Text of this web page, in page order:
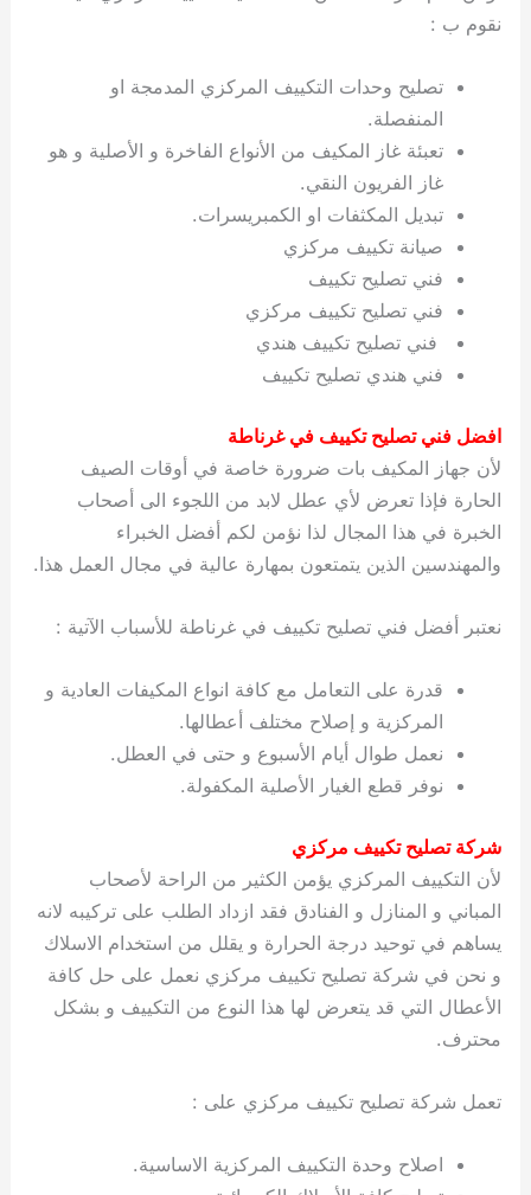
نقوم ب :
تصليح وحدات التكييف المركزي المدمجة او
المنفصلة.
تعبئة غاز المكيف من الأنواع الفاخرة و الأصلية و هو
غاز الفريون النقي.
تبديل المكثفات او الكمبريسرات.
صيانة تكييف مركزي
فني تصليح تكييف
فني تصليح تكييف مركزي
فني تصليح تكييف هندي
فني هندي تصليح تكييف
افضل فني تصليح تكييف في غرناطة
لأن جهاز المكيف بات ضرورة خاصة في أوقات الصيف
الحارة فإذا تعرض لأي عطل لابد من اللجوء الى أصحاب
الخبرة في هذا المجال لذا نؤمن لكم أفضل الخبراء
والمهندسين الذين يتمتعون بمهارة عالية في مجال العمل هذا.
نعتبر أفضل فني تصليح تكييف في غرناطة للأسباب الآتية :
قدرة على التعامل مع كافة انواع المكيفات العادية و
المركزية و إصلاح مختلف أعطالها.
نعمل طوال أيام الأسبوع و حتى في العطل.
نوفر قطع الغيار الأصلية المكفولة.
شركة تصليح تكييف مركزي
لأن التكييف المركزي يؤمن الكثير من الراحة لأصحاب
المباني و المنازل و الفنادق فقد ازداد الطلب على تركيبه لانه
يساهم في توحيد درجة الحرارة و يقلل من استخدام الاسلاك
و نحن في شركة تصليح تكييف مركزي نعمل على حل كافة
الأعطال التي قد يتعرض لها هذا النوع من التكييف و بشكل
محترف.
تعمل شركة تصليح تكييف مركزي على :
اصلاح وحدة التكييف المركزية الاساسية.